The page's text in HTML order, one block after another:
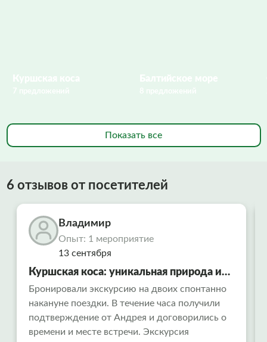
Показать все
6 отзывов от посетителей
Владимир
Опыт: 1 мероприятие
13 сентября
Куршская коса: уникальная природа и
тайны древних времен
Бронировали экскурсию на двоих спонтанно
накануне поездки. В течение часа получили
подтверждение от Андрея и договорились о
времени и месте встречи. Экскурсия